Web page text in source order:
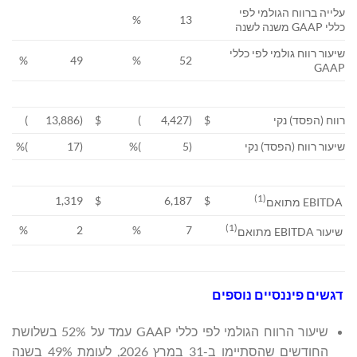
עלייה ברווח הגולמי לפי
כללי GAAP משנה לשנה
13
%
שיעור רווח גולמי לפי כללי
GAAP
52
%
49
%
רווח (הפסד) נקי $
(4,427
)
$
(13,886
)
שיעור רווח (הפסד) נקי
(5
)%
(17
)%
(1)
$
6,187
$
1,319
שיעור EBITDA מתואם (1)
7
%
2
%
דגשים פיננסיים נוספים
שיעור הרווח הגולמי לפי כללי GAAP עמד על 52% בשלושת
החודשים שהסתיימו ב-31 במרץ 2026, לעומת 49% בשנה